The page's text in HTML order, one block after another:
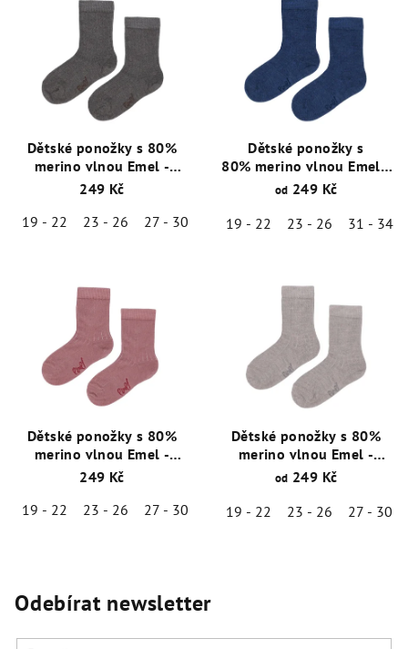
Dětské ponožky s 80%
merino vlnou Emel -
Šedo-hnědá - ESK 100-53
249 Kč
19 - 22
23 - 26 27 - 30
Dětské ponožky s
80% merino vlnou Emel -
Tm.Modré - ESK 100-51
od 249 Kč
19 - 22
23 - 26 31 - 34
Dětské ponožky s 80%
merino vlnou Emel -
Růžová - ESK 100-56
249 Kč
19 - 22
23 - 26 27 - 30
Dětské ponožky s 80%
merino vlnou Emel -
Hnědá - ESK 100-52
od 249 Kč
19 - 22
23 - 26 27 - 30
Odebírat newsletter